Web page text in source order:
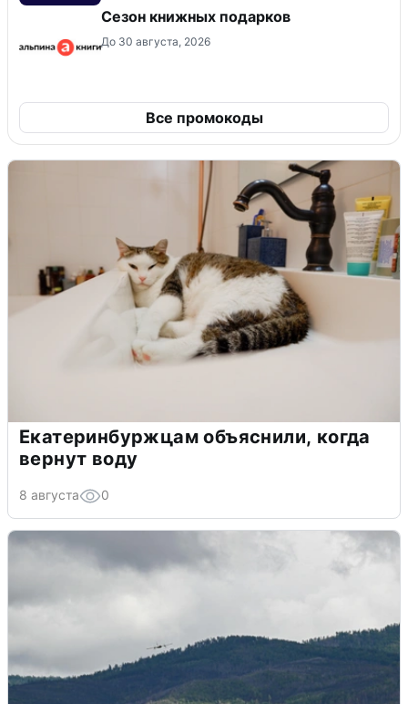
Сезон книжных подарков
До 30 августа, 2026
Все промокоды
Екатеринбуржцам объяснили, когда
вернут воду
8 августа 0